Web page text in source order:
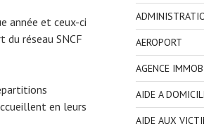
année et ceux-ci
du réseau SNCF
en leurs
AEROPORT
AGENCE
AIDE A
AIDE AUX